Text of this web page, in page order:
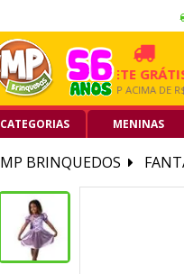
FRETE GRÁTIS
GRANDE SP ACIMA DE R$
CATEGORIAS MENINAS
MP BRINQUEDOS